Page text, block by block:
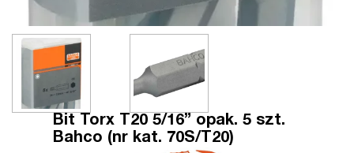
Bit Torx T20 5/16” opak. 5 szt.
Bahco (nr kat. 70S/T20)